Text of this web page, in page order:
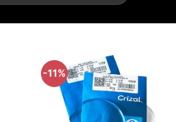
-11%